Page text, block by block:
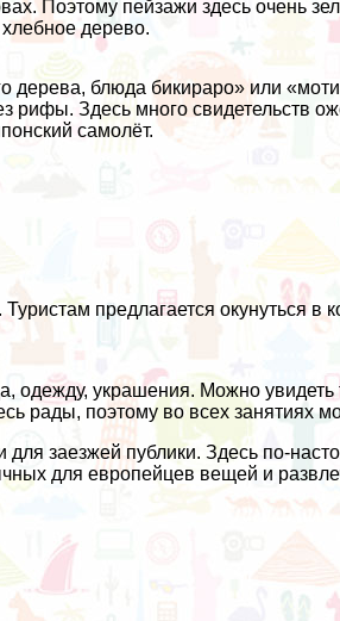
Поэтому пейзажи здесь очень
дерево.
дерева, блюда бикираро» или
рифы. Здесь много свидетельств
самолёт.
предлагается окунуться в
украшения. Можно
рады, поэтому во всех занятиях
для заезжей публики. Здесь по-
для европейцев вещей и